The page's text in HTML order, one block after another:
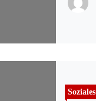
Soziales